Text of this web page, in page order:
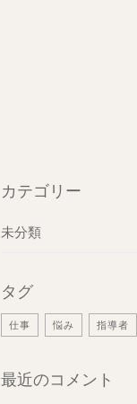
カテゴリー
未分類
タグ
仕事 悩み 指導者
最近のコメント